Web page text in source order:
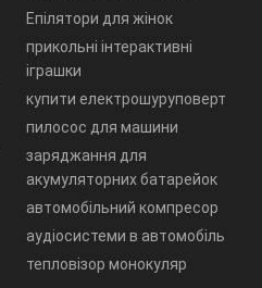
Епілятори для жінок
прикольні інтерактивні
іграшки
купити електрошуруповерт
пилосос для машини
заряджання для
акумуляторних батарейок
автомобільний компресор
аудіосистеми в автомобіль
тепловізор монокуляр